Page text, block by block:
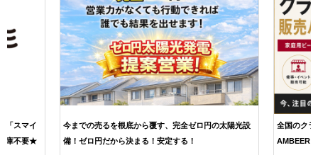
「スマイ
庫不要★
今までの売るを根底から覆す、完全ゼロ円の太陽光設
備！ゼロ円だから決まる！安定する！
全国のクラ
AMBEER